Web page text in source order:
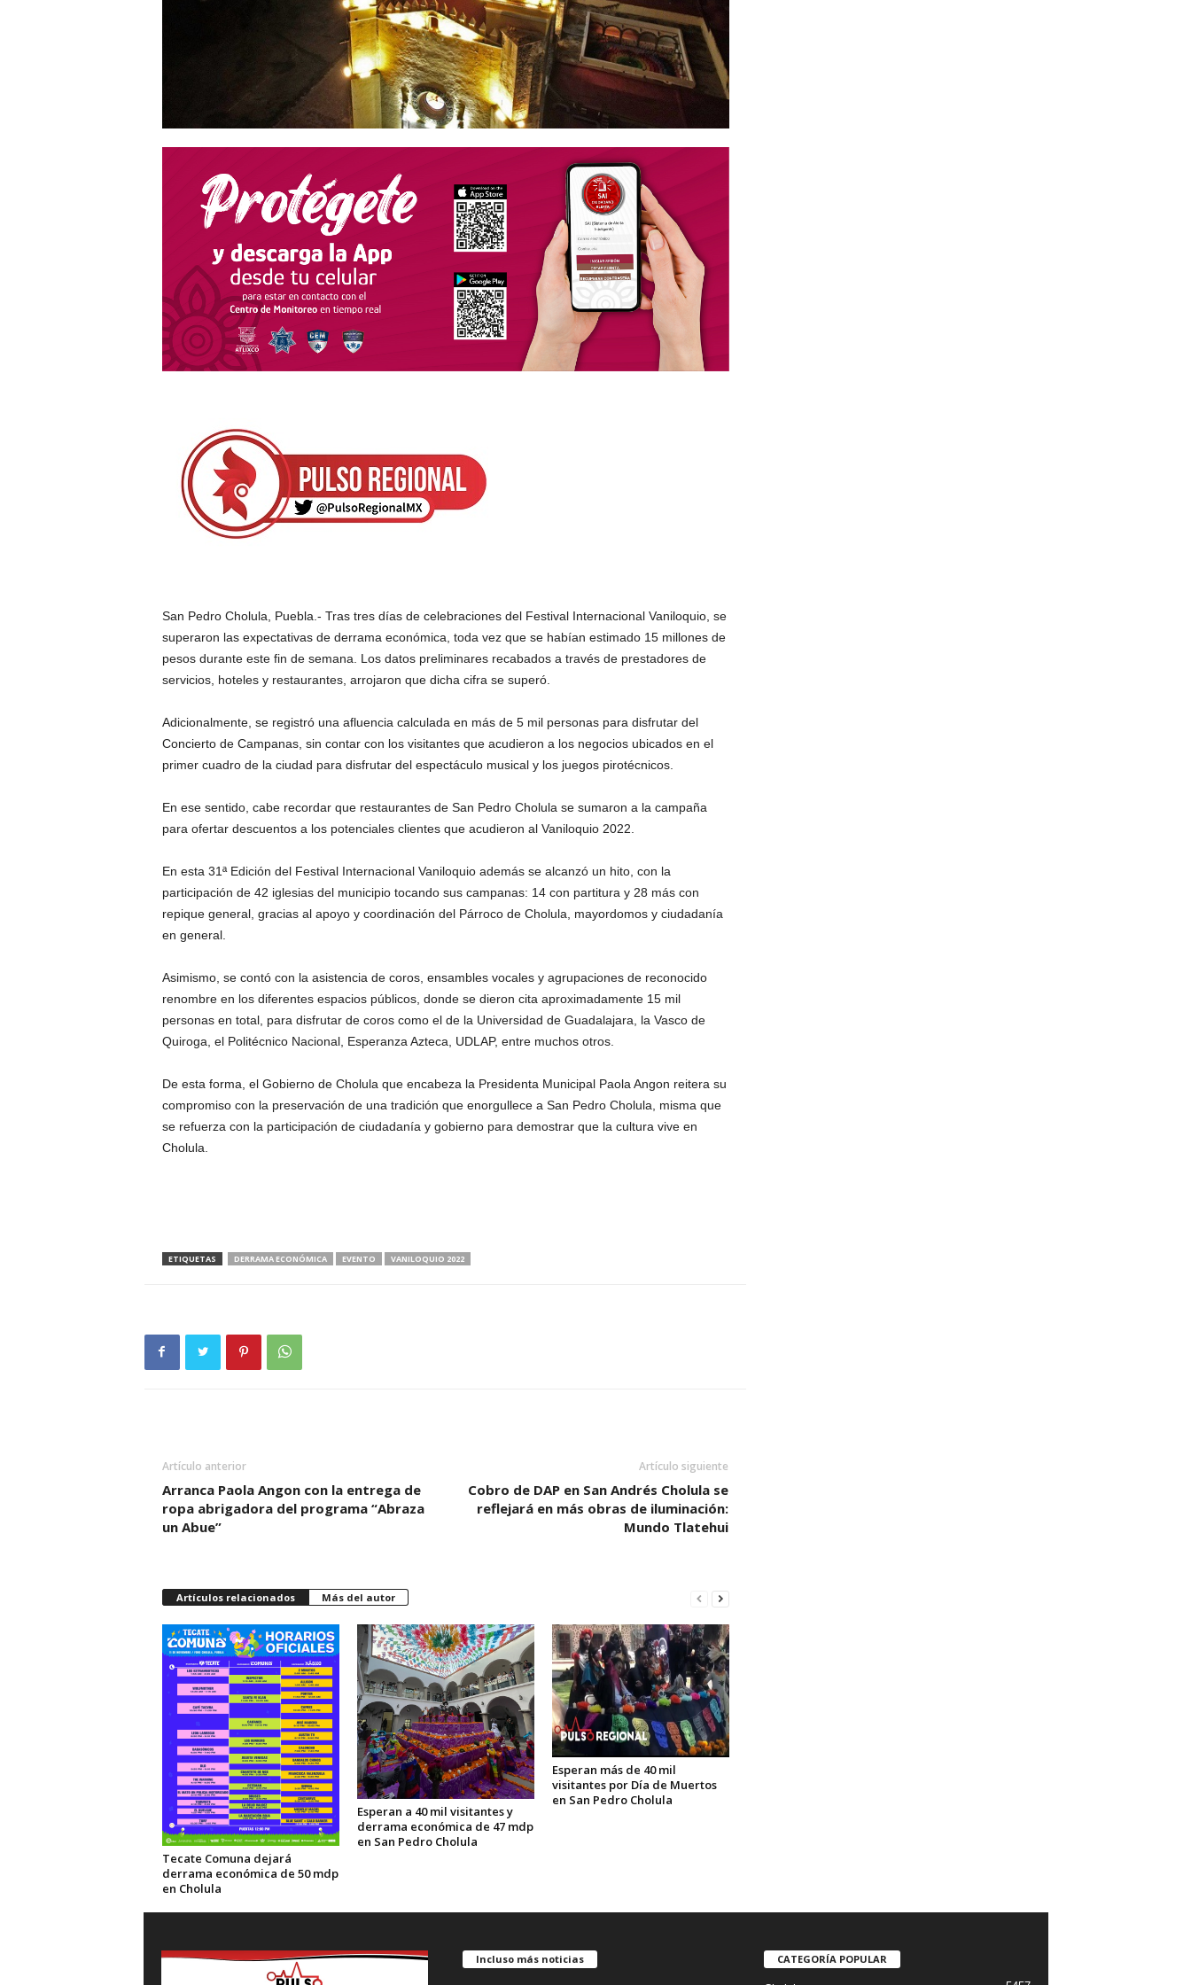
San Pedro Cholula, Puebla.- Tras tres días de celebraciones del Festival Internacional Vaniloquio, se
superaron las expectativas de derrama económica, toda vez que se habían estimado 15 millones de
pesos durante este fin de semana. Los datos preliminares recabados a través de prestadores de
servicios, hoteles y restaurantes, arrojaron que dicha cifra se superó.
Adicionalmente, se registró una afluencia calculada en más de 5 mil personas para disfrutar del
Concierto de Campanas, sin contar con los visitantes que acudieron a los negocios ubicados en el
primer cuadro de la ciudad para disfrutar del espectáculo musical y los juegos pirotécnicos.
En ese sentido, cabe recordar que restaurantes de San Pedro Cholula se sumaron a la campaña
para ofertar descuentos a los potenciales clientes que acudieron al Vaniloquio 2022.
En esta 31ª Edición del Festival Internacional Vaniloquio además se alcanzó un hito, con la
participación de 42 iglesias del municipio tocando sus campanas: 14 con partitura y 28 más con
repique general, gracias al apoyo y coordinación del Párroco de Cholula, mayordomos y ciudadanía
en general.
Asimismo, se contó con la asistencia de coros, ensambles vocales y agrupaciones de reconocido
renombre en los diferentes espacios públicos, donde se dieron cita aproximadamente 15 mil
personas en total, para disfrutar de coros como el de la Universidad de Guadalajara, la Vasco de
Quiroga, el Politécnico Nacional, Esperanza Azteca, UDLAP, entre muchos otros.
De esta forma, el Gobierno de Cholula que encabeza la Presidenta Municipal Paola Angon reitera su
compromiso con la preservación de una tradición que enorgullece a San Pedro Cholula, misma que
se refuerza con la participación de ciudadanía y gobierno para demostrar que la cultura vive en
Cholula.
ETIQUETAS DERRAMA ECONÓMICA EVENTO VANILOQUIO 2022
Artículo anterior
Arranca Paola Angon con la entrega de
ropa abrigadora del programa “Abraza
un Abue”
Artículo siguiente
Cobro de DAP en San Andrés Cholula se
reflejará en más obras de iluminación:
Mundo Tlatehui
Artículos relacionados Más del autor
Tecate Comuna dejará
derrama económica de 50 mdp
en Cholula
Esperan a 40 mil visitantes y
derrama económica de 47 mdp
en San Pedro Cholula
Esperan más de 40 mil
visitantes por Día de Muertos
en San Pedro Cholula
Incluso más noticias CATEGORÍA POPULAR